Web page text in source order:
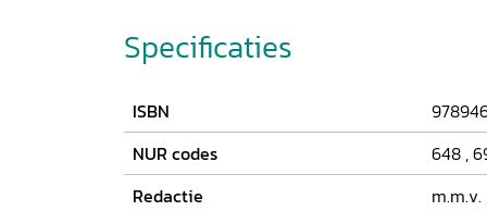
Specificaties
ISBN
NUR codes
648 ,
Redactie